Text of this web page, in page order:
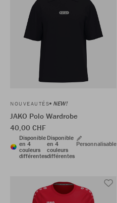
NOUVEAUTÉS NEW!
JAKO Polo Wardrobe
40,00 CHF
Disponible
en 4
couleurs
différentes
Disponible
en 4
couleurs
différentes
Personnalisable